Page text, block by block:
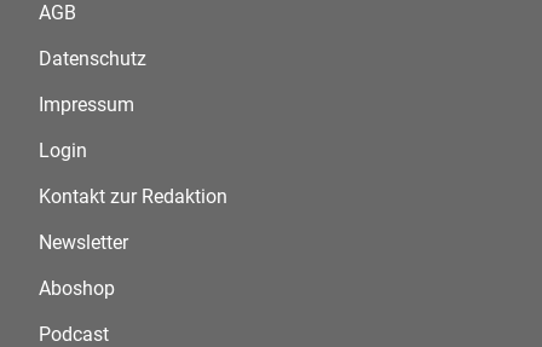
AGB
Datenschutz
Impressum
Login
Kontakt zur Redaktion
Newsletter
Aboshop
Podcast